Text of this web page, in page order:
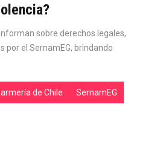
sobre derechos legales,
por el SernamEG, brindando
de Chile SernamEG